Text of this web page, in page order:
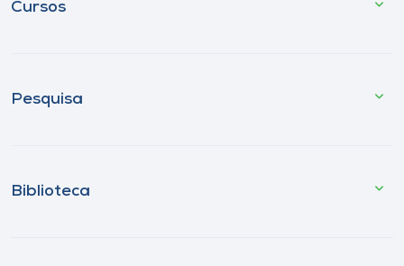
Cursos
Pesquisa
Biblioteca